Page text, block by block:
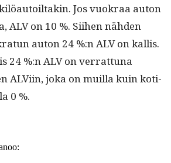
Jos vuokraa auton
ALV on 10 %. Siihen näh­den
auton 24 %:n ALV on kallis.
24 %:n ALV on ver­rat­tuna
ALVi­in, joka on muil­la kuin koti­
0 %.